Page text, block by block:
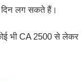
लग सकते हैं।
भी CA 2500 से